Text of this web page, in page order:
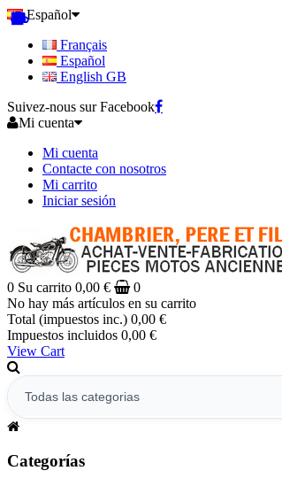
Español
Français
Español
English GB
Suivez-nous sur Facebook
Mi cuenta
Mi cuenta
Contacte con nosotros
Mi carrito
Iniciar sesión
0 Su carrito 0,00 €
0
No hay más artículos en su carrito
Total (impuestos inc.) 0,00 €
Impuestos incluidos 0,00 €
View Cart
Categorías